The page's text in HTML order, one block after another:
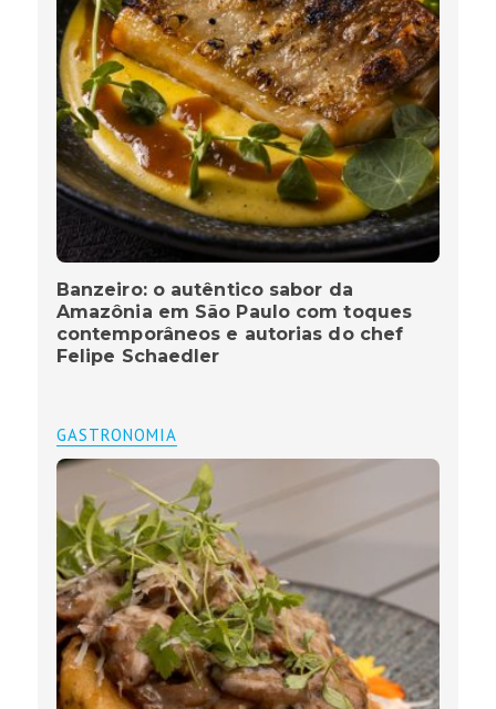
Banzeiro: o autêntico sabor da
Amazônia em São Paulo com toques
contemporâneos e autorias do chef
Felipe Schaedler
GASTRONOMIA